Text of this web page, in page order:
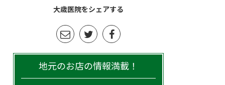
大歳医院をシェアする
地元のお店の情報満載！